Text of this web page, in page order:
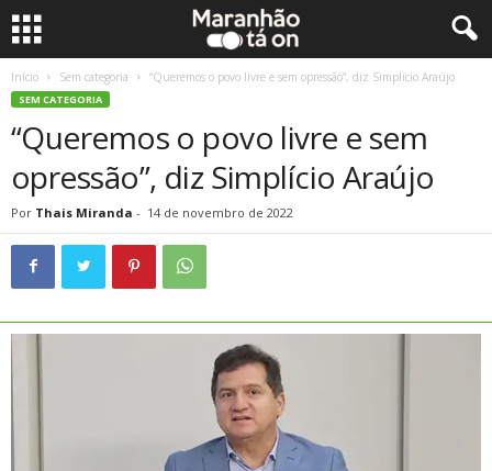
Início Sem categoria “Queremos o povo livre e sem opressão”, diz Simplício Araújo
SEM CATEGORIA
“Queremos o povo livre e sem
opressão”, diz Simplício Araújo
Por Thais Miranda - 14 de novembro de 2022